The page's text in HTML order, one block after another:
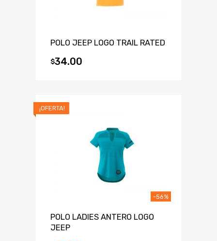
POLO JEEP LOGO TRAIL RATED
$34.00
¡OFERTA!
POLO LADIES ANTERO LOGO
JEEP
-56%